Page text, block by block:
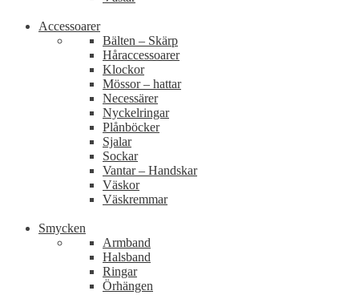
Accessoarer
Bälten – Skärp
Håraccessoarer
Klockor
Mössor – hattar
Necessärer
Nyckelringar
Plånböcker
Sjalar
Sockar
Vantar – Handskar
Väskor
Väskremmar
Smycken
Armband
Halsband
Ringar
Örhängen